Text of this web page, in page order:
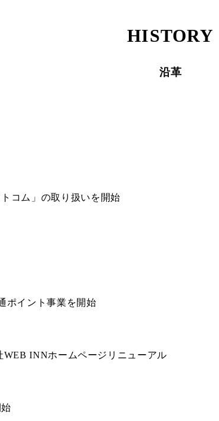
HISTORY
沿革
コム」の取り扱いを開始
ポイント事業を開始
INNホームページリニューアル